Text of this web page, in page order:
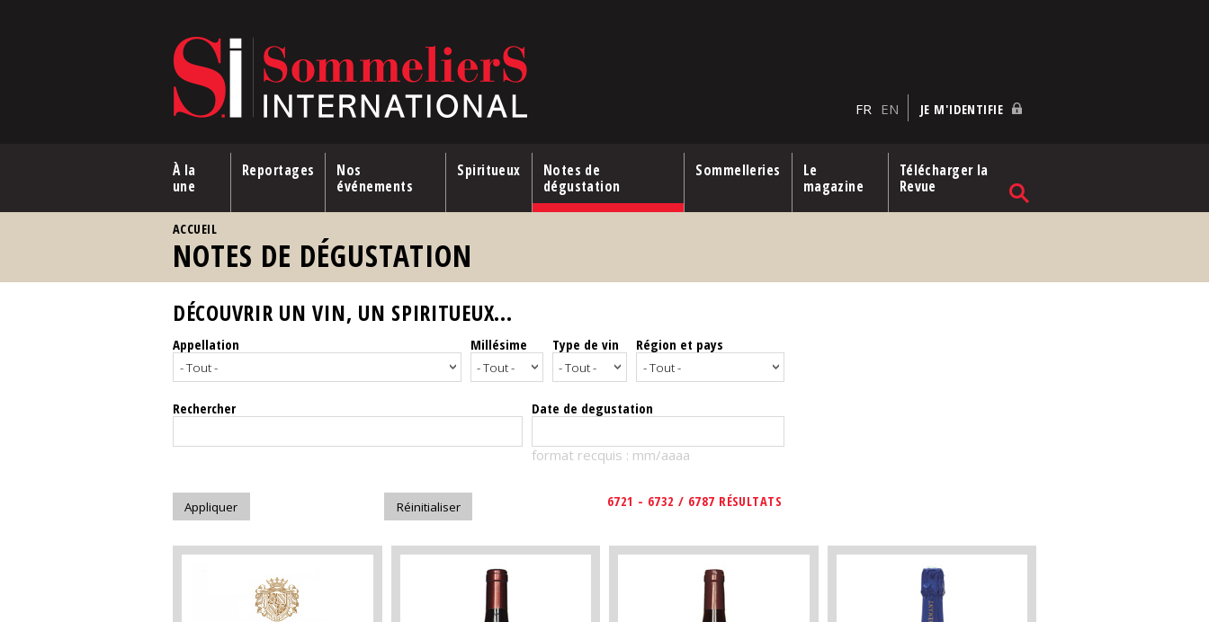
FR EN JE M'IDENTIFIE
À la
une
Reportages
Nos
événements
Spiritueux
Notes de
dégustation
Sommelleries
Le
magazine
Télécharger la
Revue
ACCUEIL
NOTES DE DÉGUSTATION
DÉCOUVRIR UN VIN, UN SPIRITUEUX...
Appellation Millésime Type de vin Région et pays
Rechercher Date de degustation
format recquis : mm/aaaa
6721 - 6732 / 6787 RÉSULTATS